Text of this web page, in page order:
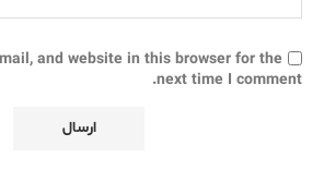
and website in this browser for the
next time I comment.